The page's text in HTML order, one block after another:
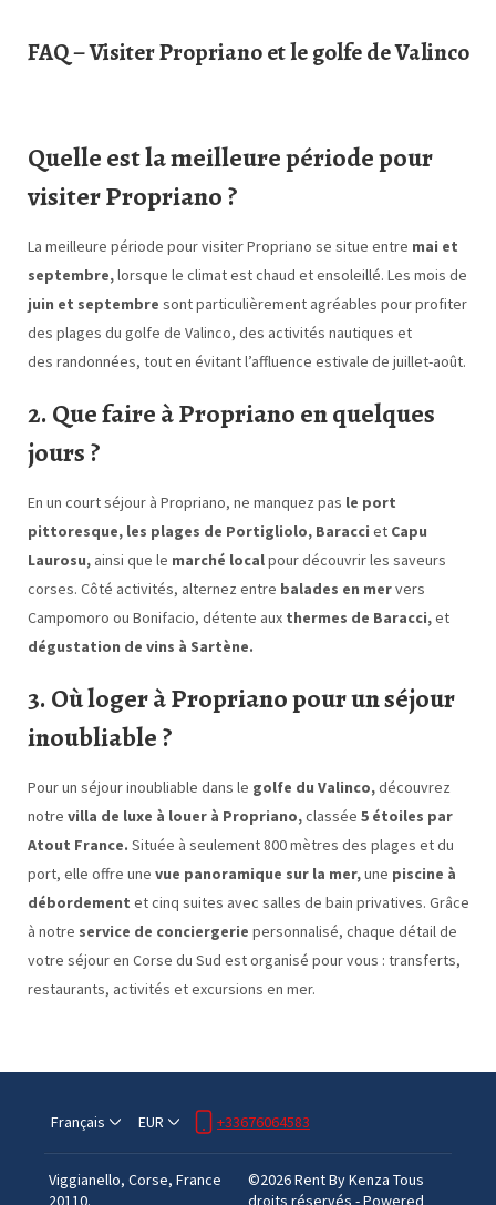
FAQ – Visiter Propriano et le golfe de Valinco
Quelle est la meilleure période pour
visiter Propriano ?
La meilleure période pour visiter Propriano se situe entre mai et
septembre,lorsque le climat est chaud et ensoleillé. Les mois de
juin et septembre sont particulièrement agréables pour profiter
des plages du golfe de Valinco, des activités nautiques et
des randonnées, tout en évitant l’affluence estivale de juillet-août.
2. Que faire à Propriano en quelques
jours ?
En un court séjour à Propriano, ne manquez pas le port
pittoresque, les plages de Portigliolo, Baracci et Capu
Laurosu,ainsi que le marché localpour découvrir les saveurs
corses. Côté activités, alternez entre balades en mervers
Campomoro ou Bonifacio, détente auxthermes de Baracci,et
dégustation de vins à Sartène.
3. Où loger à Propriano pour un séjour
inoubliable ?
Pour un séjour inoubliable dans le golfe du Valinco,découvrez
notre villa de luxe à louer à Propriano,classée 5 étoiles par
Atout France. Située à seulement 800 mètres des plages et du
port, elle offre une vue panoramique sur la mer,une piscine à
débordement et cinq suites avec salles de bain privatives. Grâce
à notre service de conciergerie personnalisé, chaque détail de
votre séjour en Corse du Sud est organisé pour vous : transferts,
restaurants, activités et excursions en mer.
Français EUR +33676064583
Viggianello, Corse, France
20110.
©2026Rent By Kenza Tous
droits réservés - Powered